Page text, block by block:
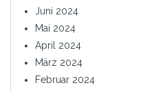
Juni 2024
Mai 2024
April 2024
März 2024
Februar 2024